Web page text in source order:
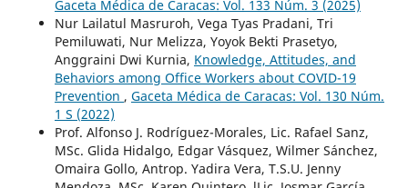
Gaceta Médica de Caracas: Vol. 133 Núm. 3 (2025)
Nur Lailatul Masruroh, Vega Tyas Pradani, Tri
Pemiluwati, Nur Melizza, Yoyok Bekti Prasetyo,
Anggraini Dwi Kurnia, Knowledge, Attitudes, and
Behaviors among Office Workers about COVID-19
Prevention , Gaceta Médica de Caracas: Vol. 130 Núm.
1 S (2022)
Prof. Alfonso J. Rodríguez-Morales, Lic. Rafael Sanz,
MSc. Glida Hidalgo, Edgar Vásquez, Wilmer Sánchez,
Omaira Gollo, Antrop. Yadira Vera, T.S.U. Jenny